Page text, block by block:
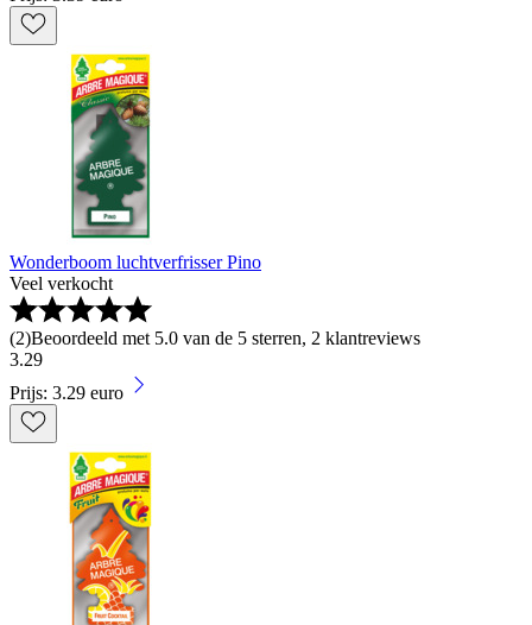
Wonderboom luchtverfrisser Pino
Veel verkocht
(2)Beoordeeld met 5.0 van de 5 sterren, 2 klantreviews
3.29
Prijs: 3.29 euro